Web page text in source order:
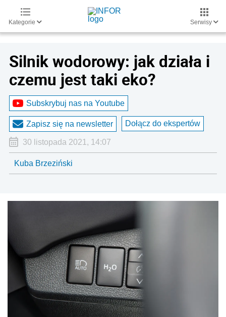
Kategorie Serwisy
Silnik wodorowy: jak działa i
czemu jest taki eko?
Subskrybuj nas na Youtube
Zapisz się na newsletter Dołącz do ekspertów
30 listopada 2021, 14:07
Kuba Brzeziński